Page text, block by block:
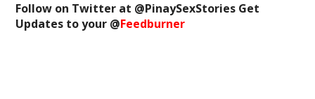
Follow on Twitter at @PinaySexStories Get
Updates to your @Feedburner